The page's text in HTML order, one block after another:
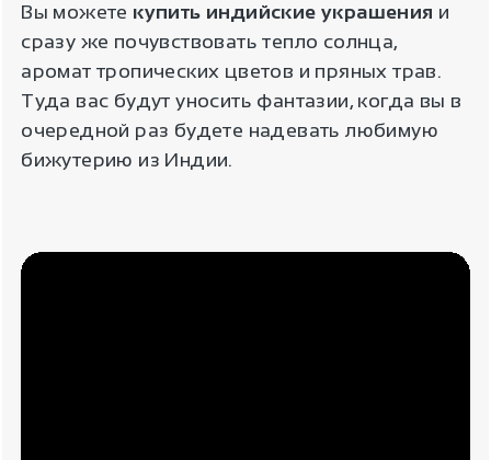
Вы можете купить индийские украшения и
сразу же почувствовать тепло солнца,
аромат тропических цветов и пряных трав.
Туда вас будут уносить фантазии, когда вы в
очередной раз будете надевать любимую
бижутерию из Индии.